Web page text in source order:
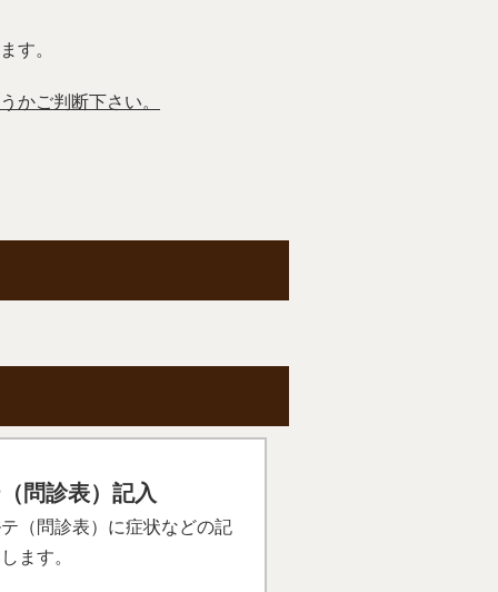
す。
かご判断下さい。
問診表）記入
（問診表）に症状などの記
ます。